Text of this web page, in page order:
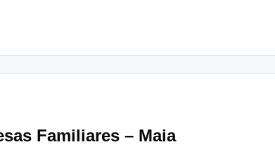
Familiares – Maia